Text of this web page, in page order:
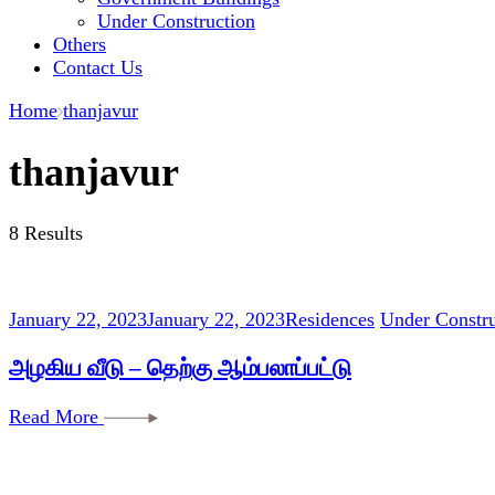
Under Construction
Others
Contact Us
Home thanjavur
thanjavur
8 Results
January 22, 2023January 22, 2023Residences Under
அழகிய வீடு – தெற்கு ஆம்பலாப்பட்டு
Read More